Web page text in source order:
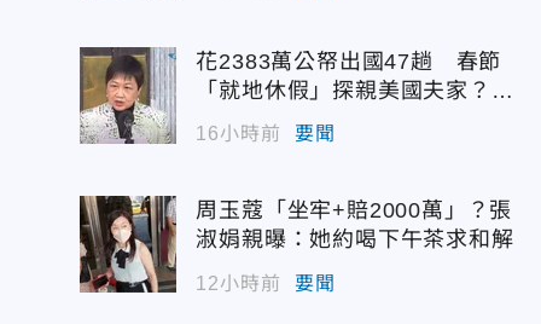
花2383萬公帑出國47趟 春節
「就地休假」探親美國夫家？徐
佳青回應了
16小時前 要聞
周玉蔻「坐牢+賠2000萬」？張
淑娟親曝：她約喝下午茶求和解
12小時前 要聞